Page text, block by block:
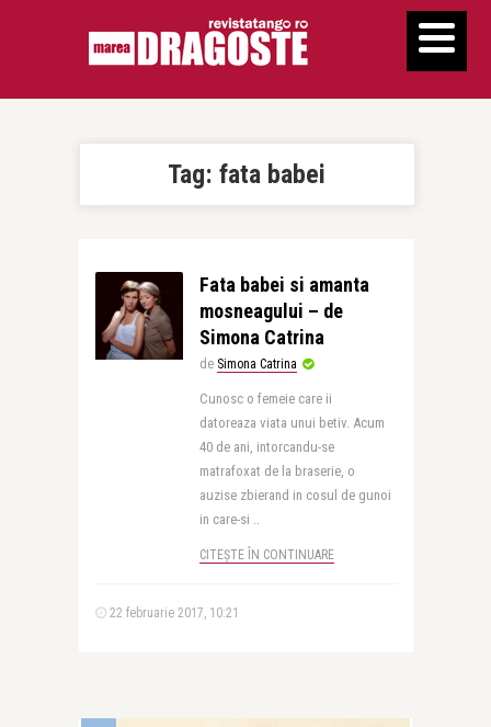
Tag: fata babei
Fata babei si amanta
mosneagului – de
Simona Catrina
de Simona Catrina
Cunosc o femeie care ii
datoreaza viata unui betiv. Acum
40 de ani, intorcandu-se
matrafoxat de la braserie, o
auzise zbierand in cosul de gunoi
in care-si ..
CITEȘTE ÎN CONTINUARE
22 februarie 2017, 10:21